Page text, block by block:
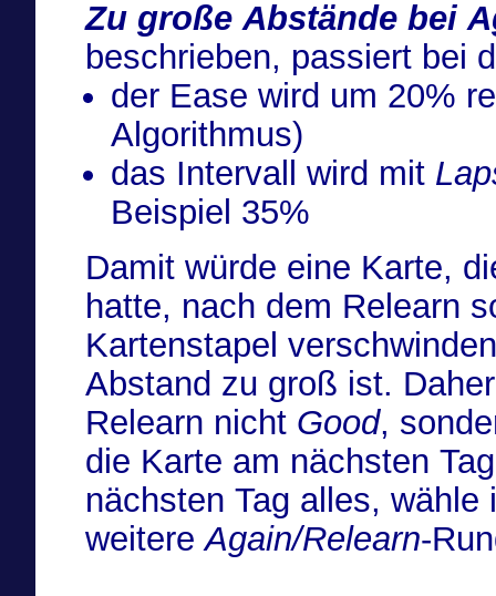
Zu große Abstände bei
beschrieben, passiert bei
der Ease wird um 20%
Algorithmus)
das Intervall wird mit
Beispiel 35%
Damit würde eine Karte,
hatte, nach dem Relearn
Kartenstapel
Abstand zu groß ist.
Relearn nicht Good,
die Karte am nächsten
nächsten Tag alles,
weitereAgain/Relearn-